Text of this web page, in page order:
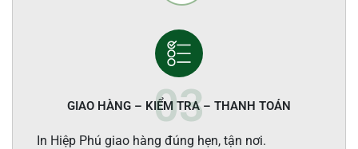
GIAO HÀNG – KIỂM TRA – THANH TOÁN
In Hiệp Phú giao hàng đúng hẹn, tận nơi.